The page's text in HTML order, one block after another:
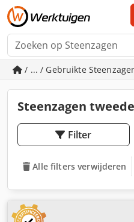
/ ... / Gebruikte
Steenzagen
Filter
Alle filters verwijderen